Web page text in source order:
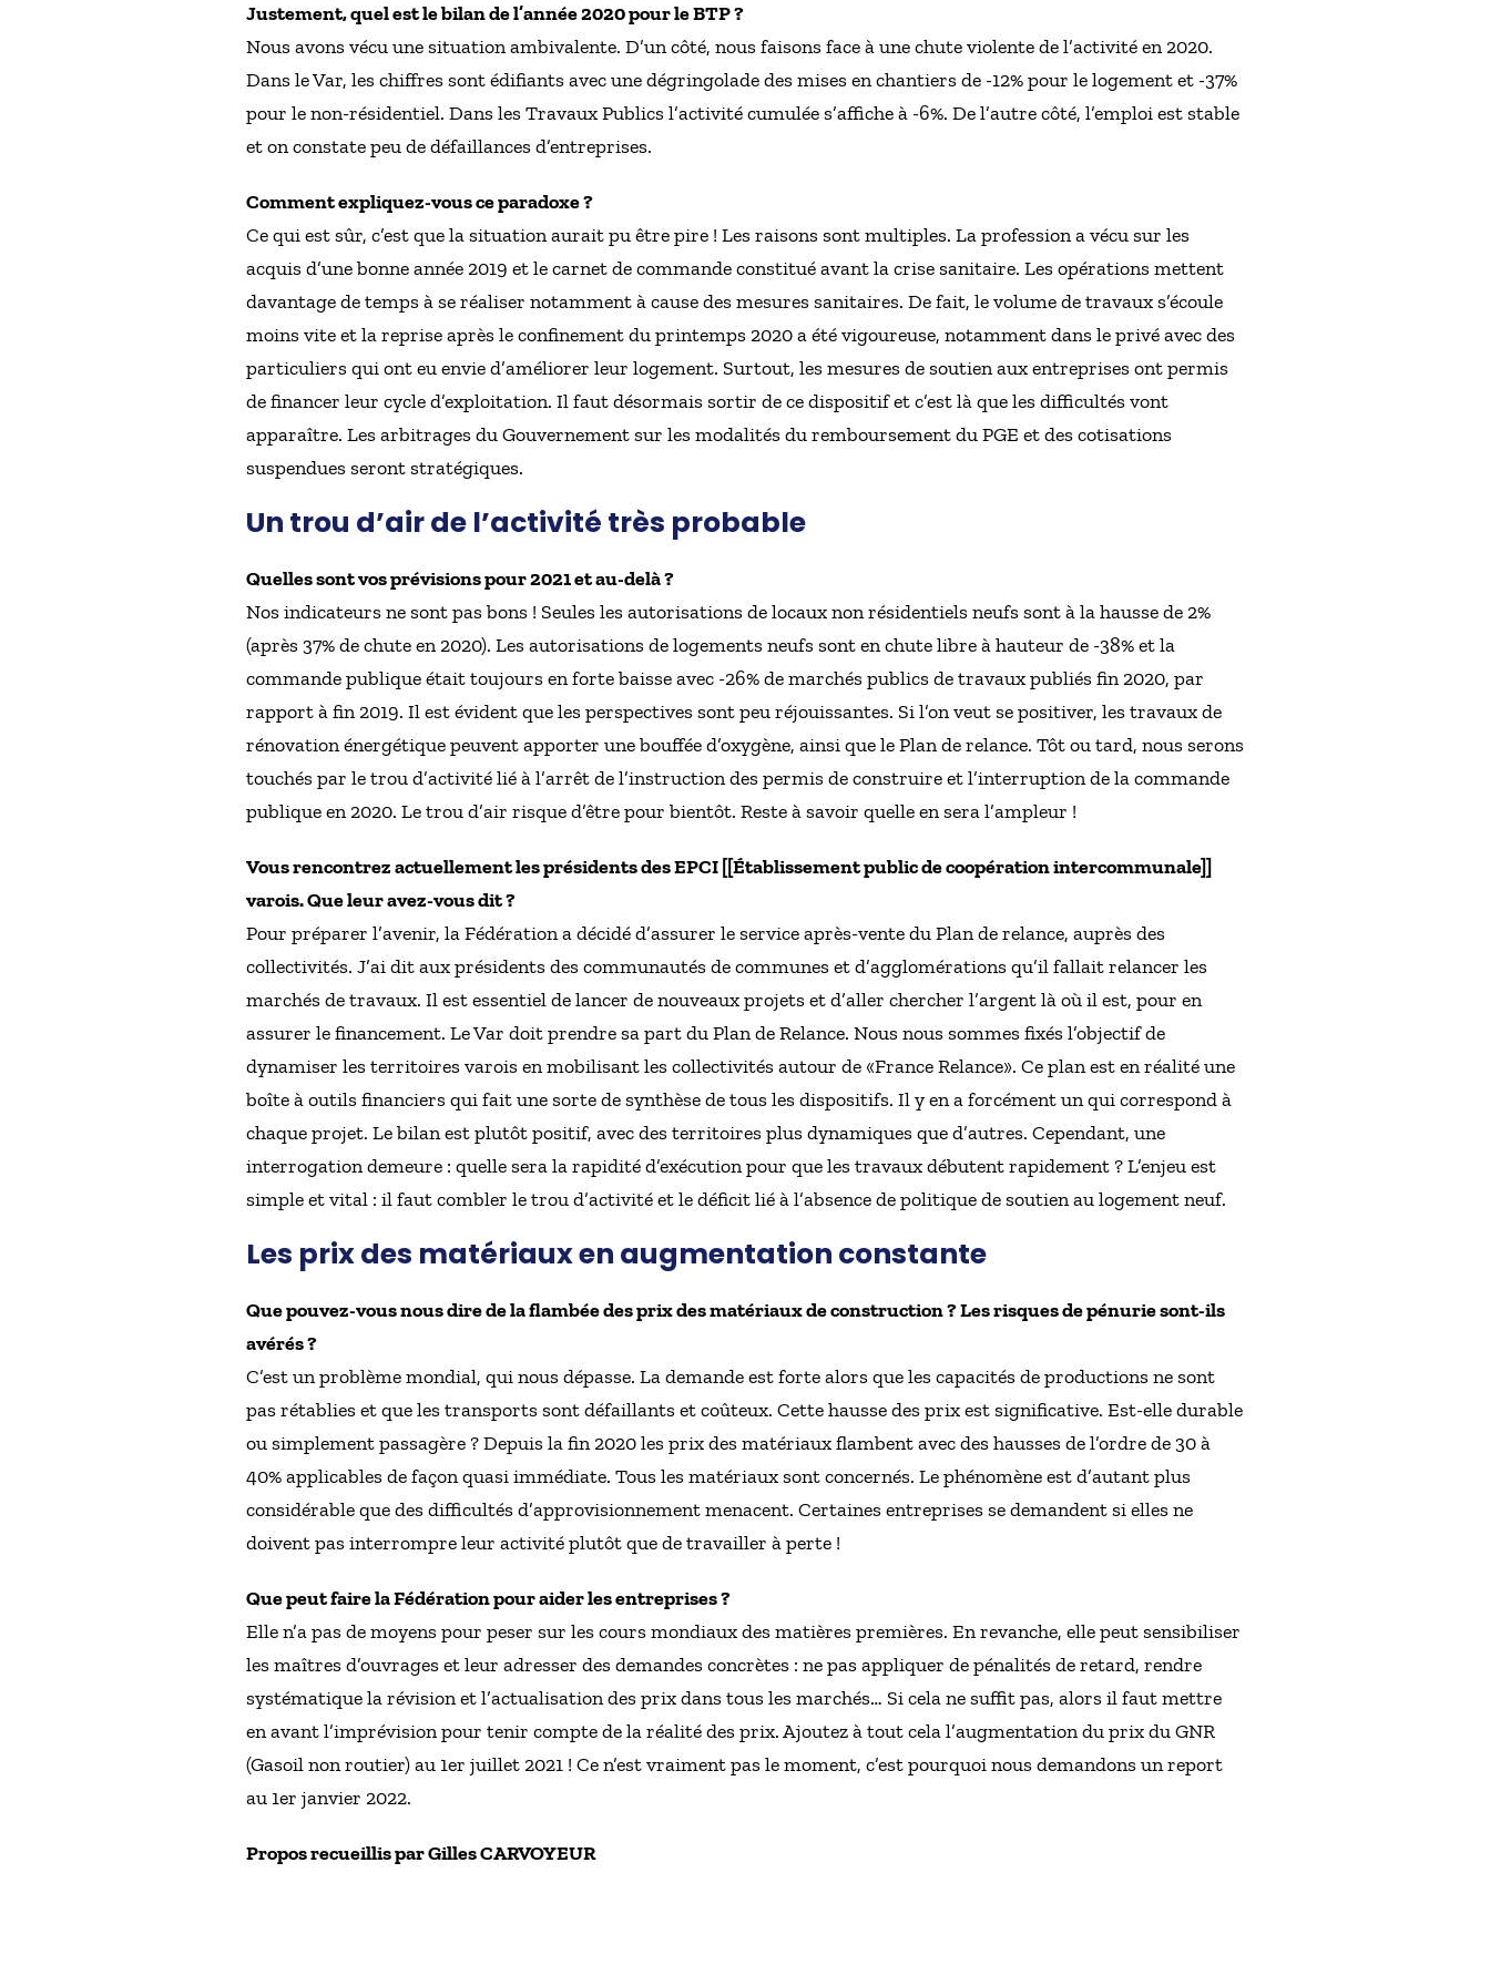
Justement, quel est le bilan de l’année 2020 pour le BTP ?
Nous avons vécu une situation ambivalente. D’un côté, nous faisons face à une chute violente de l’activité en 2020.
Dans le Var, les chiffres sont édifiants avec une dégringolade des mises en chantiers de -12% pour le logement et -37%
pour le non-résidentiel. Dans les Travaux Publics l’activité cumulée s’affiche à -6%. De l’autre côté, l’emploi est stable
et on constate peu de défaillances d’entreprises.
Comment expliquez-vous ce paradoxe ?
Ce qui est sûr, c’est que la situation aurait pu être pire ! Les raisons sont multiples. La profession a vécu sur les
acquis d’une bonne année 2019 et le carnet de commande constitué avant la crise sanitaire. Les opérations mettent
davantage de temps à se réaliser notamment à cause des mesures sanitaires. De fait, le volume de travaux s’écoule
moins vite et la reprise après le confinement du printemps 2020 a été vigoureuse, notamment dans le privé avec des
particuliers qui ont eu envie d’améliorer leur logement. Surtout, les mesures de soutien aux entreprises ont permis
de financer leur cycle d’exploitation. Il faut désormais sortir de ce dispositif et c’est là que les difficultés vont
apparaître. Les arbitrages du Gouvernement sur les modalités du remboursement du PGE et des cotisations
suspendues seront stratégiques.
Un trou d’air de l’activité très probable
Quelles sont vos prévisions pour 2021 et au-delà ?
Nos indicateurs ne sont pas bons ! Seules les autorisations de locaux non résidentiels neufs sont à la hausse de 2%
(après 37% de chute en 2020). Les autorisations de logements neufs sont en chute libre à hauteur de -38% et la
commande publique était toujours en forte baisse avec -26% de marchés publics de travaux publiés fin 2020, par
rapport à fin 2019. Il est évident que les perspectives sont peu réjouissantes. Si l’on veut se positiver, les travaux de
rénovation énergétique peuvent apporter une bouffée d’oxygène, ainsi que le Plan de relance. Tôt ou tard, nous serons
touchés par le trou d’activité lié à l’arrêt de l’instruction des permis de construire et l’interruption de la commande
publique en 2020. Le trou d’air risque d’être pour bientôt. Reste à savoir quelle en sera l’ampleur !
Vous rencontrez actuellement les présidents des EPCI [[Établissement public de coopération intercommunale]]
varois. Que leur avez-vous dit ?
Pour préparer l’avenir, la Fédération a décidé d’assurer le service après-vente du Plan de relance, auprès des
collectivités. J’ai dit aux présidents des communautés de communes et d’agglomérations qu’il fallait relancer les
marchés de travaux. Il est essentiel de lancer de nouveaux projets et d’aller chercher l’argent là où il est, pour en
assurer le financement. Le Var doit prendre sa part du Plan de Relance. Nous nous sommes fixés l’objectif de
dynamiser les territoires varois en mobilisant les collectivités autour de «France Relance». Ce plan est en réalité une
boîte à outils financiers qui fait une sorte de synthèse de tous les dispositifs. Il y en a forcément un qui correspond à
chaque projet. Le bilan est plutôt positif, avec des territoires plus dynamiques que d’autres. Cependant, une
interrogation demeure : quelle sera la rapidité d’exécution pour que les travaux débutent rapidement ? L’enjeu est
simple et vital : il faut combler le trou d’activité et le déficit lié à l’absence de politique de soutien au logement neuf.
Les prix des matériaux en augmentation constante
Que pouvez-vous nous dire de la flambée des prix des matériaux de construction ? Les risques de pénurie sont-ils
avérés ?
C’est un problème mondial, qui nous dépasse. La demande est forte alors que les capacités de productions ne sont
pas rétablies et que les transports sont défaillants et coûteux. Cette hausse des prix est significative. Est-elle durable
ou simplement passagère ? Depuis la fin 2020 les prix des matériaux flambent avec des hausses de l’ordre de 30 à
40% applicables de façon quasi immédiate. Tous les matériaux sont concernés. Le phénomène est d’autant plus
considérable que des difficultés d’approvisionnement menacent. Certaines entreprises se demandent si elles ne
doivent pas interrompre leur activité plutôt que de travailler à perte !
Que peut faire la Fédération pour aider les entreprises ?
Elle n’a pas de moyens pour peser sur les cours mondiaux des matières premières. En revanche, elle peut sensibiliser
les maîtres d’ouvrages et leur adresser des demandes concrètes : ne pas appliquer de pénalités de retard, rendre
systématique la révision et l’actualisation des prix dans tous les marchés… Si cela ne suffit pas, alors il faut mettre
en avant l’imprévision pour tenir compte de la réalité des prix. Ajoutez à tout cela l’augmentation du prix du GNR
(Gasoil non routier) au 1er juillet 2021 ! Ce n’est vraiment pas le moment, c’est pourquoi nous demandons un report
au 1er janvier 2022.
Propos recueillis par Gilles CARVOYEUR